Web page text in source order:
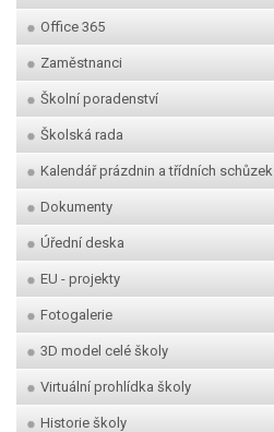
Office 365
Zaměstnanci
Školní poradenství
Školská rada
Kalendář prázdnin a třídních schůzek
Dokumenty
Úřední deska
EU - projekty
Fotogalerie
3D model celé školy
Virtuální prohlídka školy
Historie školy